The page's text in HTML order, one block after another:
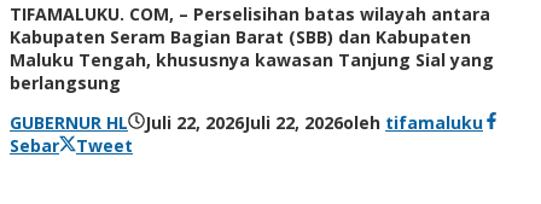
TIFAMALUKU. COM, – Perselisihan batas wilayah antara
Kabupaten Seram Bagian Barat (SBB) dan Kabupaten
Maluku Tengah, khususnya kawasan Tanjung Sial yang
berlangsung
GUBERNUR HL
Juli 22, 2026Juli 22, 2026oleh tifamaluku
Sebar
Tweet